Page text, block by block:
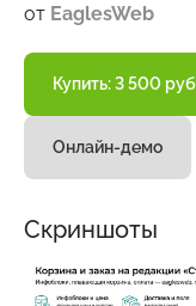
от EaglesWeb
Купить: 3 500 руб
Онлайн-демо
Скриншоты